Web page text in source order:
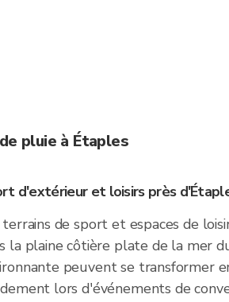
pluie à Étaples
d'extérieur et loisirs près
terrains de sport et espaces de
la plaine côtière plate de la mer
peuvent se transformer
lors d'événements de